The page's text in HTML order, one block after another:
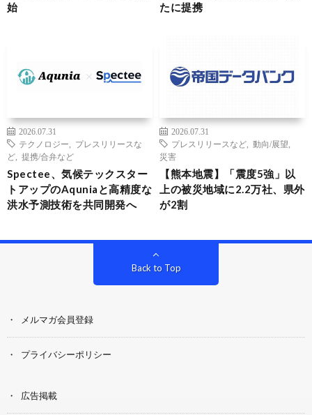
始
たに提携
2026.07.31
テクノロジー
プレスリリースな
ど
提携/合弁など
Spectee、気候テックスター
トアップのAquniaと高精度な
洪水予測技術を共同開発へ
2026.07.31
プレスリリースなど
動向/展望
災害
【熊本地震】「震度5強」以
上の被災地域に2.2万社、県外
が2割
Back to Top
メルマガ会員登録
プライバシーポリシー
広告掲載